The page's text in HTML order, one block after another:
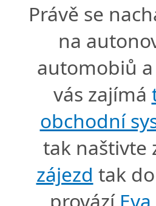
Právě se
na
automobiů
vás zajímá
obchodní
tak naštivte
zájezd tak